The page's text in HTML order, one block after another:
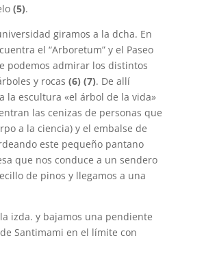
(5).
giramos a la dcha. En
el “Arboretum” y el Paseo
podemos admirar los distintos
y rocas (6) (7). De allí
la escultura «el árbol de la vida»
las cenizas de personas que
a la ciencia) y el embalse de
este pequeño pantano
que nos conduce a un sendero
de pinos y llegamos a una
izda. y bajamos una pendiente
Santimami en el límite con